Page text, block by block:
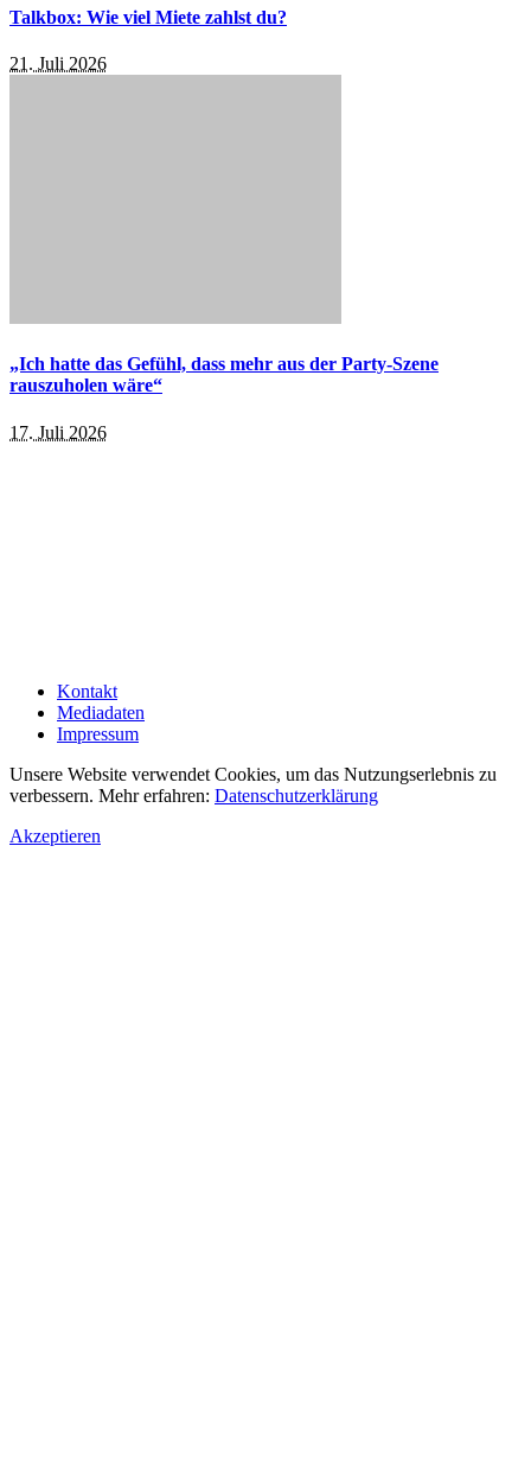
Talkbox: Wie viel Miete zahlst du?
21. Juli 2026
„Ich hatte das Gefühl, dass mehr aus der Party-Szene
rauszuholen wäre“
17. Juli 2026
Kontakt
Mediadaten
Impressum
Unsere Website verwendet Cookies, um das Nutzungserlebnis zu
verbessern. Mehr erfahren: Datenschutzerklärung
Akzeptieren